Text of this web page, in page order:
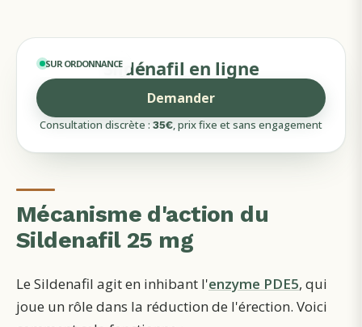
SUR ORDONNANCESildénafil en ligne
Demander
Consultation discrète : 35€ , prix fixe et sans engagement
Mécanisme d'action du
Sildenafil 25 mg
Le Sildenafil agit en inhibant l'enzyme PDE5, qui
joue un rôle dans la réduction de l'érection. Voici